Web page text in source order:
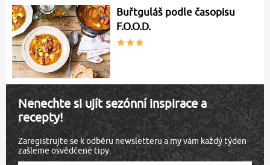
Buřtguláš podle časopisu
F.O.O.D.
Nenechte si ujít sezónní inspirace a
recepty!
Zaregistrujte se k odběru newsletteru a my vám každý týden
zašleme osvědčené tipy.